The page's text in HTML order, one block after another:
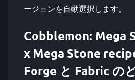
ージョンを自動選択します。
Cobblemon: Mega
x Mega Stone
Forge と Fabric の